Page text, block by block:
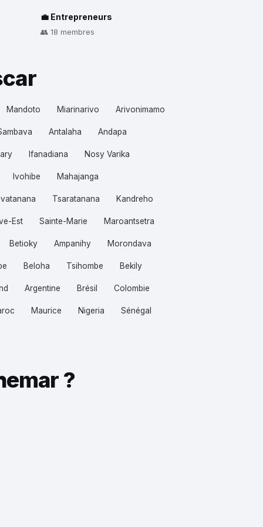
💼 Entrepreneurs
👥 18 membres
Mandoto Miarinarivo Arivonimamo
Antalaha Andapa
Ifanadiana Nosy Varika
Ivohibe Mahajanga
Tsaratanana Kandreho
Est Sainte-Marie Maroantsetra
Betioky Ampanihy Morondava
Beloha Tsihombe Bekily
Argentine Brésil Colombie
Maurice Nigeria Sénégal
?